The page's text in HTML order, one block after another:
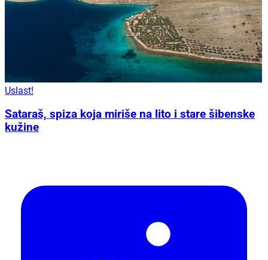
Uslast!
Sataraš, spiza koja miriše na lito i stare šibenske
kužine